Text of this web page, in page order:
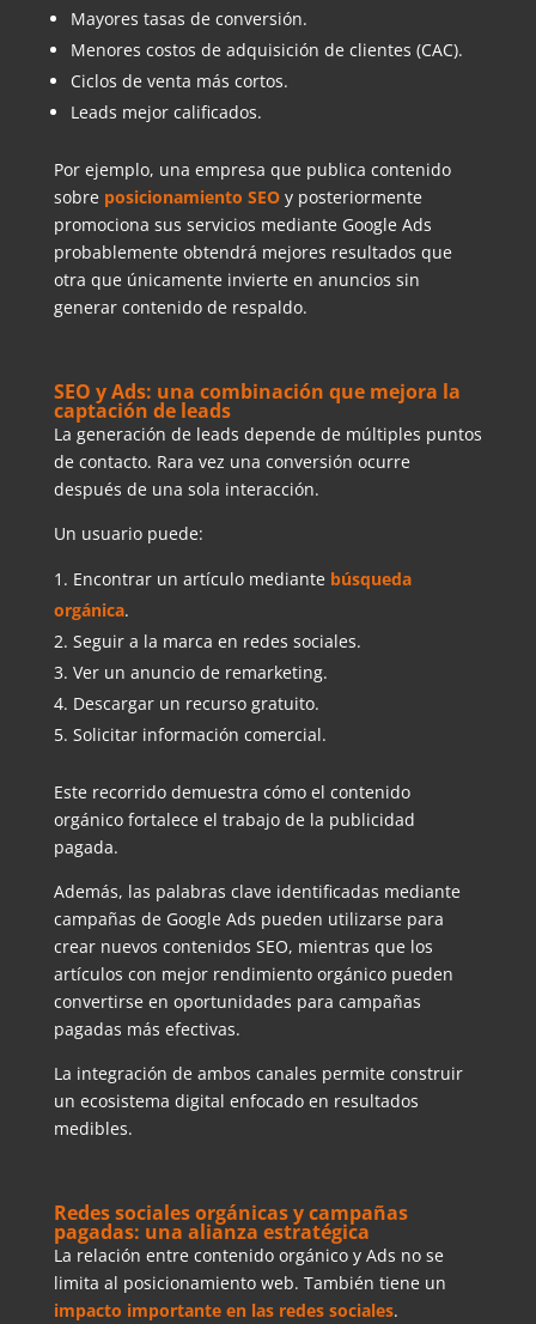
Mayores tasas de conversión.
Menores costos de adquisición de clientes (CAC).
Ciclos de venta más cortos.
Leads mejor calificados.
Por ejemplo, una empresa que publica contenido
sobre posicionamiento SEO y posteriormente
promociona sus servicios mediante Google Ads
probablemente obtendrá mejores resultados que
otra que únicamente invierte en anuncios sin
generar contenido de respaldo.
SEO y Ads: una combinación que mejora la
captación de leads
La generación de leads depende de múltiples puntos
de contacto. Rara vez una conversión ocurre
después de una sola interacción.
Un usuario puede:
Encontrar un artículo mediante búsqueda
orgánica.
Seguir a la marca en redes sociales.
Ver un anuncio de remarketing.
Descargar un recurso gratuito.
Solicitar información comercial.
Este recorrido demuestra cómo el contenido
orgánico fortalece el trabajo de la publicidad
pagada.
Además, las palabras clave identificadas mediante
campañas de Google Ads pueden utilizarse para
crear nuevos contenidos SEO, mientras que los
artículos con mejor rendimiento orgánico pueden
convertirse en oportunidades para campañas
pagadas más efectivas.
La integración de ambos canales permite construir
un ecosistema digital enfocado en resultados
medibles.
Redes sociales orgánicas y campañas
pagadas: una alianza estratégica
La relación entre contenido orgánico y Ads no se
limita al posicionamiento web. También tiene un
impacto importante en las redes sociales.